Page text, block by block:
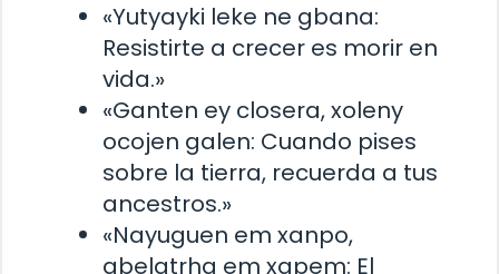
«Yutyayki leke ne gbana:
Resistirte a crecer es morir en
vida.»
«Ganten ey closera, xoleny
ocojen galen: Cuando pises
sobre la tierra, recuerda a tus
ancestros.»
«Nayuguen em xanpo,
gbelatrha em xapem: El